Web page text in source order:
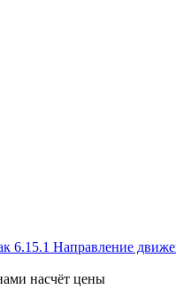
6.15.1 Направление
насчёт цены